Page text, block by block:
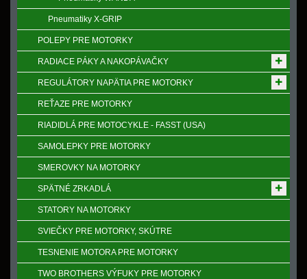
Pneumatiky X-GRIP
POLEPY PRE MOTORKY
RADIACE PÁKY A NAKOPÁVAČKY
REGULÁTORY NAPӒTIA PRE MOTORKY
REŤAZE PRE MOTORKY
RIADIDLÁ PRE MOTOCYKLE - FASST (USA)
SAMOLEPKY PRE MOTORKY
SMEROVKY NA MOTORKY
SPӒTNÉ ZRKADLÁ
STATORY NA MOTORKY
SVIEČKY PRE MOTORKY, SKÚTRE
TESNENIE MOTORA PRE MOTORKY
TWO BROTHERS VÝFUKY PRE MOTORKY